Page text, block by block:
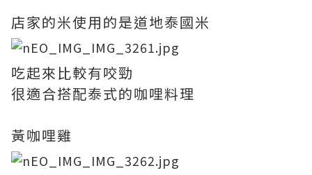
店家的米使用的是道地泰國米
吃起來比較有咬勁
很適合搭配泰式的咖哩料理
黃咖哩雞